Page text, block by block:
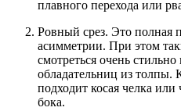
плавного перехода или
Ровный срез. Это полная
асимметрии. При этом
смотреться очень
обладательниц из толпы.
подходит косая челка или
бока.